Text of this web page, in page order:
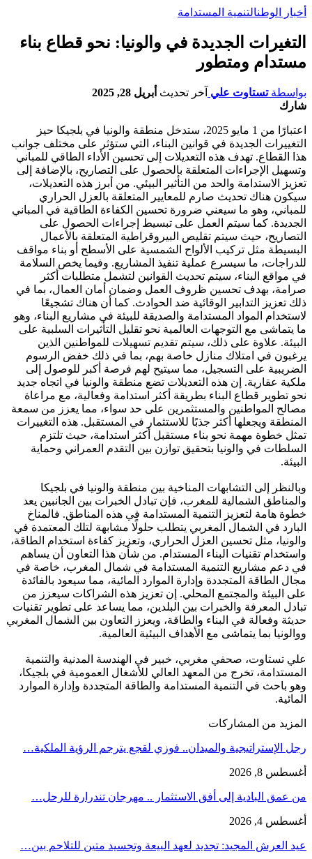
أخبار الوطنالتنمية المستدامة
التغيرات الجديدة في والونيا: نحو قطاع بناء
مستدام ومتطور
بواسطةتستاوت علي آخر تحديث أبريل 28, 2025
شارك
اعتبارًا من 1 مايو 2025، ستدخل منطقة والونيا في بلجيكا حيز
التغييرات الجديدة في قوانين البناء، التي ستؤثر على مختلف جوانب
هذا القطاع. تهدف هذه التعديلات إلى تحسين الأداء الطاقي للمباني
وتسهيل الإجراءات المتعلقة بالحصول على التصاريح، بالإضافة إلى
تعزيز الاستدامة والحد من التأثير البيئي. من أبرز هذه التعديلات،
سيكون هناك تحديث صارم للمعايير المتعلقة بالعزل الحراري
للمباني، وهو ما سيعني ضرورة تحسين الكفاءة الطاقية في المباني
الجديدة. كما سيتم العمل على تبسيط إجراءات الحصول على
التصاريح، حيث سيتم تقليص البيروقراطية المتعلقة بالأعمال
البسيطة مثل تركيب الألواح الشمسية على الأسطح أو بناء مواقف
للدراجات، ما سيسرع عملية تنفيذ المشاريع. وفيما يخص السلامة
في مواقع البناء، سيتم تحديث القوانين لتشمل متطلبات أكثر
صرامة، بهدف تحسين ظروف العمل وضمان أمان العمال، بما في
ذلك تعزيز التدابير الوقائية ضد الحوادث. كما أن هناك تشجيعًا
لاستخدام المواد المستدامة والصديقة للبيئة في مشاريع البناء، وهو
ما يتماشى مع التوجهات العالمية نحو تقليل التأثيرات السلبية على
البيئة. علاوة على ذلك، سيتم تقديم تسهيلات للمواطنين الذين
يرغبون في امتلاك منازل خاصة بهم، بما في ذلك خفض الرسوم
الضريبية على التسجيل، مما سيتيح لهم فرصة أكبر للوصول إلى
ملكية عقارية. إن هذه التعديلات تضع منطقة والونيا في اتجاه جديد
نحو تطوير قطاع البناء بطريقة أكثر استدامة وفعالية، مع مراعاة
مصالح المواطنين والمستثمرين على حد سواء، مما يعزز من سمعة
المنطقة ويجعلها أكثر جذبًا للاستثمار في المستقبل. هذه التغييرات
تمثل خطوة مهمة نحو بناء مستقبل أكثر استدامة، حيث تلتزم
السلطات في والونيا بتحقيق توازن بين التقدم العمراني وحماية
البيئة.
وبالنظر إلى التشابهات المناخية بين منطقة والونيا في بلجيكا
والمناطق الشمالية للمغرب، فإن تبادل الخبرات بين الجانبين يعد
خطوة هامة لتعزيز التنمية المستدامة في هذه المناطق. فالمناخ
البارد في الشمال المغربي يتطلب حلولًا مشابهة لتلك المعتمدة في
والونيا، مثل تحسين العزل الحراري، وتعزيز كفاءة استخدام الطاقة،
واستخدام تقنيات البناء المستدام. من شأن هذا التعاون أن يساهم
في دعم مشاريع التنمية المستدامة في شمال المغرب، خاصة في
مجال الطاقة المتجددة وإدارة الموارد المائية، مما سيعود بالفائدة
على البيئة والمجتمع المحلي. إن تعزيز هذه الشراكات سيعزز من
تبادل المعرفة والخبرات بين البلدين، مما يساعد على تطوير تقنيات
حديثة وفعالة في البناء والطاقة، ويعزز التعاون بين الشمال المغربي
ووالونيا بما يتماشى مع الأهداف البيئية العالمية.
علي تستاوت، صحفي مغربي، خبير في الهندسة المدنية والتنمية
المستدامة، تخرج من المعهد العالي للأشغال العمومية في بلجيكا،
وهو باحث في التنمية المستدامة والطاقة المتجددة وإدارة الموارد
المائية.
المزيد من المشاركات
رجل الإستراتيجية والميدان.. فوزي لقجع يترجم الرؤية الملكية…
أغسطس 8, 2026
من عمق البادية إلى أفق الاستثمار .. مهرجان تندرارة للرحل…
أغسطس 4, 2026
عيد العرش المجيد: تجديد لعهد البيعة وتجسيد متين للتلاحم بين…